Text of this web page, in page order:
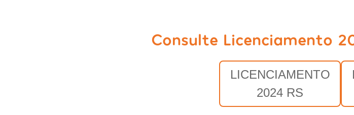
Consulte Licenciamento
LICENCIAMENTO
2024 RS